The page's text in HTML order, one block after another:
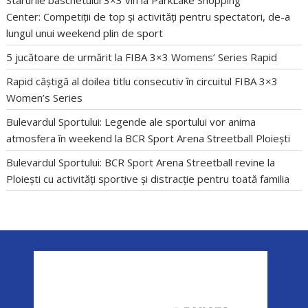
Center: Competiții de top și activități pentru spectatori, de-a
lungul unui weekend plin de sport
5 jucătoare de urmărit la FIBA 3×3 Womens’ Series Rapid
Rapid câștigă al doilea titlu consecutiv în circuitul FIBA 3×3
Women’s Series
Bulevardul Sportului: Legende ale sportului vor anima
atmosfera în weekend la BCR Sport Arena Streetball Ploiești
Bulevardul Sportului: BCR Sport Arena Streetball revine la
Ploiești cu activități sportive și distracție pentru toată familia